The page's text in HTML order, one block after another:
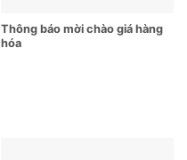
Thông báo mời chào giá hàng
hóa